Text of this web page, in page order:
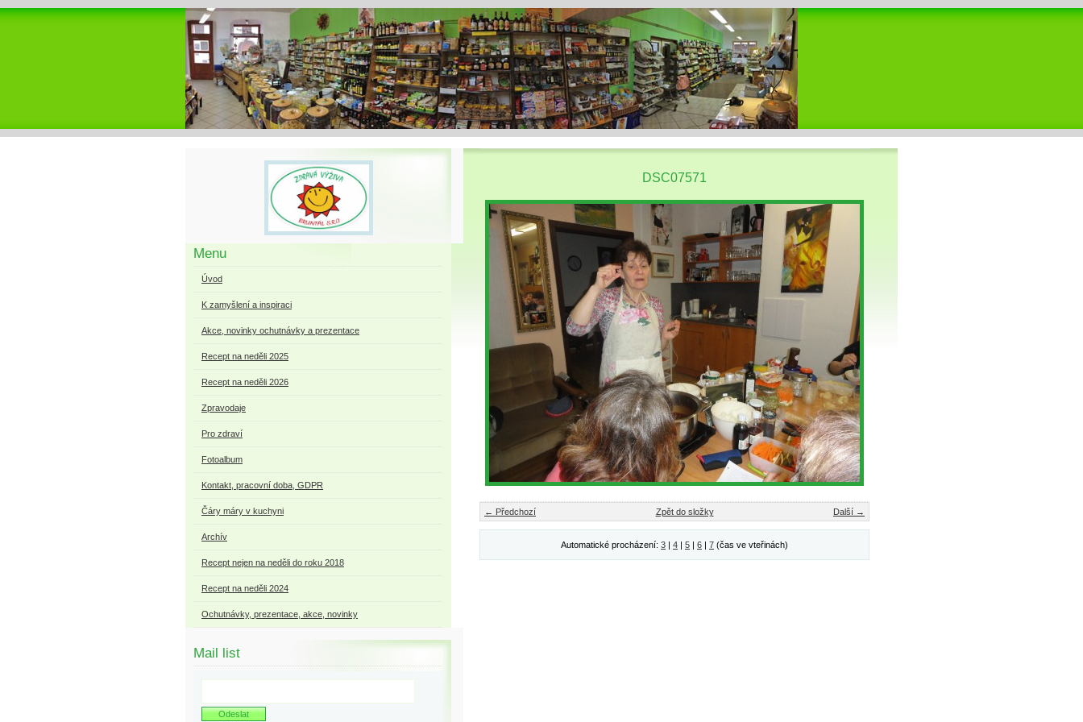
DSC07571
← Předchozí Další →
Zpět do složky
Automatické procházení: 3 | 4 | 5 | 6 | 7 (čas ve vteřinách)
Menu
Úvod
K zamyšlení a inspiraci
Akce, novinky ochutnávky a prezentace
Recept na neděli 2025
Recept na neděli 2026
Zpravodaje
Pro zdraví
Fotoalbum
Kontakt, pracovní doba, GDPR
Čáry máry v kuchyni
Archív
Recept nejen na neděli do roku 2018
Recept na neděli 2024
Ochutnávky, prezentace, akce, novinky
Mail list